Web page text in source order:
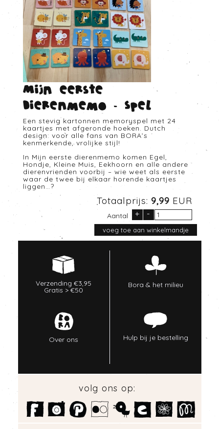
Mijn eerste
dierenmemo - Spel
Een stevig kartonnen memoryspel met 24
kaartjes met afgeronde hoeken. Dutch
design: voor alle fans van BORA’s
kenmerkende, vrolijke stijl!
In Mijn eerste dierenmemo komen Egel,
Hondje, Kleine Muis, Eekhoorn en alle andere
dierenvrienden voorbij – wie weet als eerste
waar de twee bij elkaar horende kaartjes
liggen…?
Totaalprijs: 9,99 EUR
Aantal + -
Verzending €3,95
Gratis > €50
Bora & het milieu
Over ons Hulp bij je bestelling
volg ons op: